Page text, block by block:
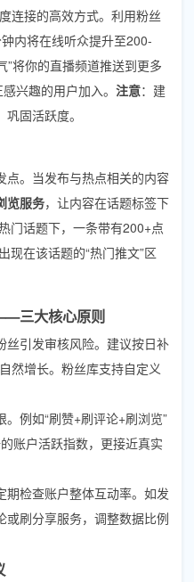
连接的高效方式。利用粉丝
内将在线听众提升至200-
”将你的直播频道推送到更多
兴趣的用户加入。 注意：建
固活跃度。
点。当发布与热点相关的内容
览服务，让内容在话题标签下
门话题下，一条带有200+点
现在该话题的“热门推文”区
三大核心原则
丝引发审核风险。建议按日补
然增长。粉丝库支持自定义
。例如“刷赞+刷评论+刷浏览”
账户活跃指数，更接近真实
期检查账户整体互动率。如发
刷分享服务，调整数据比例